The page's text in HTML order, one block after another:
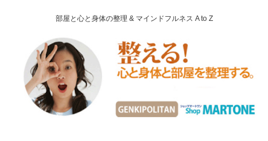
部屋と心と身体の整理 & マインドフルネス A to Z